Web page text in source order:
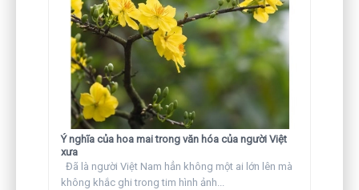
Ý nghĩa của hoa mai trong văn hóa của người Việt
xưa
Đã là người Việt Nam hẳn không một ai lớn lên mà
không khắc ghi trong tim hình ảnh...